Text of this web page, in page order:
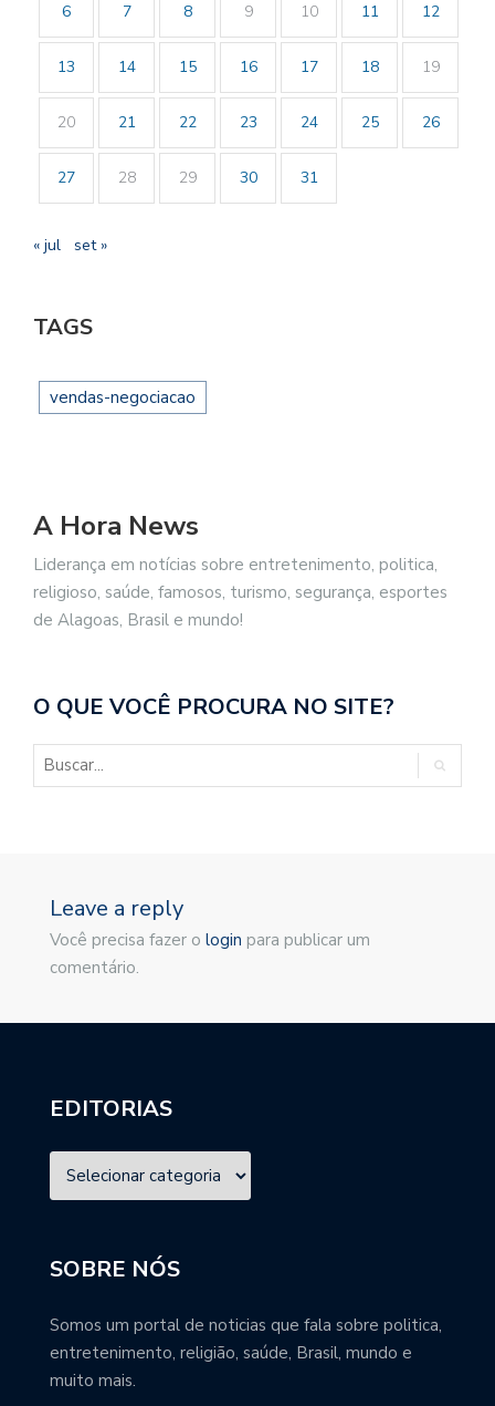
6 7 8 9 10 11 12
13 14 15 16 17 18 19
20 21 22 23 24 25 26
27 28 29 30 31
« jul set »
TAGS
vendas-negociacao
A Hora News
Liderança em notícias sobre entretenimento, politica,
religioso, saúde, famosos, turismo, segurança, esportes
de Alagoas, Brasil e mundo!
O QUE VOCÊ PROCURA NO SITE?
Leave a reply
Você precisa fazer o login para publicar um
comentário.
EDITORIAS
SOBRE NÓS
Somos um portal de noticias que fala sobre politica,
entretenimento, religião, saúde, Brasil, mundo e
muito mais.